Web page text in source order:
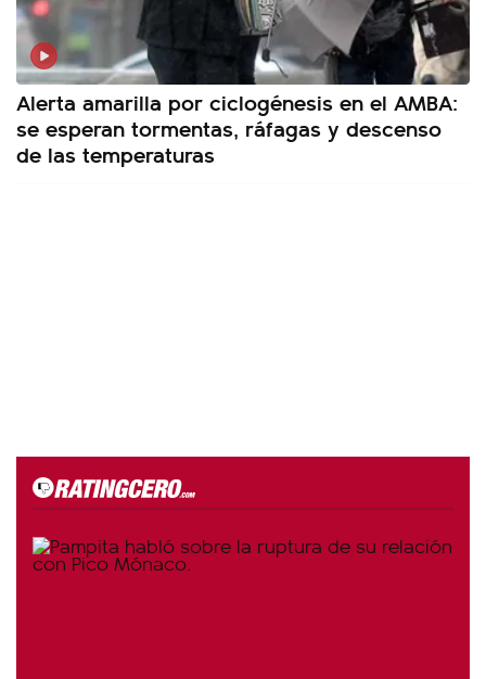
Alerta amarilla por ciclogénesis en el AMBA:
se esperan tormentas, ráfagas y descenso
de las temperaturas